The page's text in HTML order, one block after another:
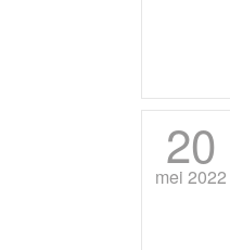
20
mei 2022